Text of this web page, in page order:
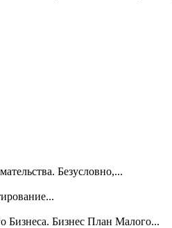
Безусловно,...
Бизнеса. Бизнес План Малого...